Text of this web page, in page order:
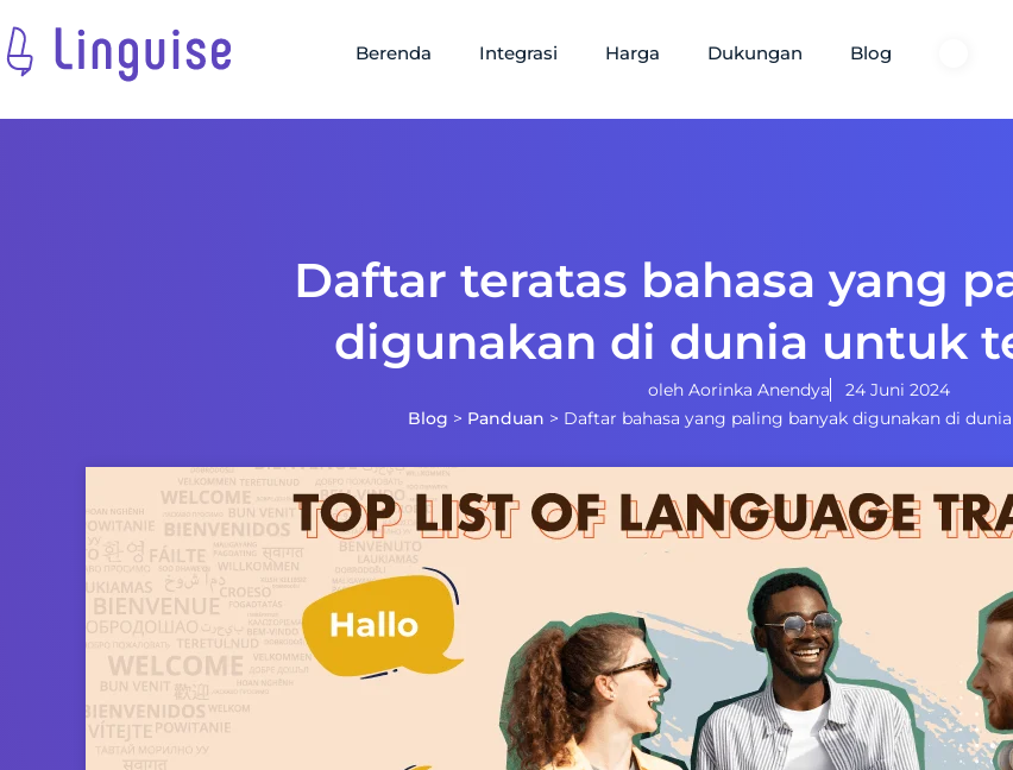
Berenda Integrasi Harga Dukungan Blog
Daftar teratas bahasa yang
digunakan di dunia untuk
oleh Aorinka Anendya
24 Juni 2024
Blog > Panduan > Daftar bahasa yang paling banyak digunakan di